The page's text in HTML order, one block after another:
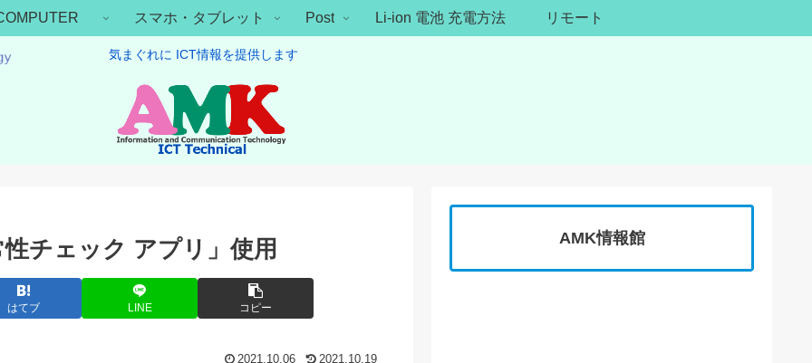
気まぐれに ICT情報を提供します
スマホ・タブレット Post Li-ion 電池 充電方法 リモート
チェック アプリ」使用
はてブ LINE コピー
2021.10.06 2021.10.19
AMK情報館